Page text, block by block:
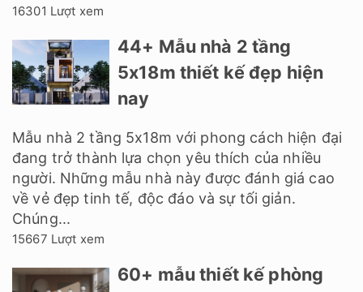
16301 Lượt xem
44+ Mẫu nhà 2 tầng
5x18m thiết kế đẹp hiện
nay
Mẫu nhà 2 tầng 5x18m với phong cách hiện đại
đang trở thành lựa chọn yêu thích của nhiều
người. Những mẫu nhà này được đánh giá cao
về vẻ đẹp tinh tế, độc đáo và sự tối giản.
Chúng...
15667 Lượt xem
60+ mẫu thiết kế phòng